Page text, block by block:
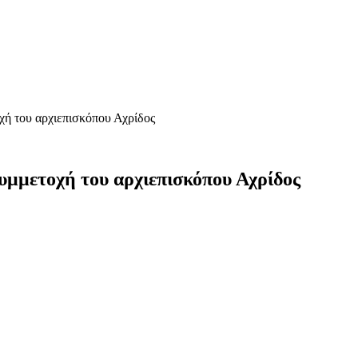
του αρχιεπισκόπου Αχρίδος
του αρχιεπισκόπου Αχρίδος